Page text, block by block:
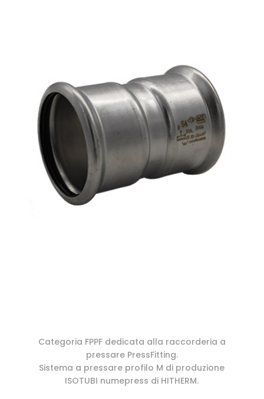
Categoria FPPF dedicata alla raccorderia a
pressare PressFitting.
Sistema a pressare profilo M di produzione
ISOTUBI numepress di HITHERM.